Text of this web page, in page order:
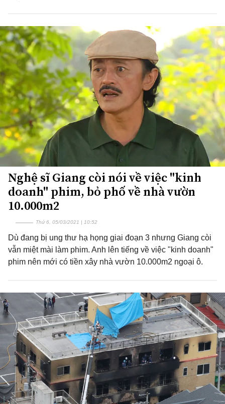
Nghệ sĩ Giang còi nói về việc "kinh
doanh" phim, bỏ phố về nhà vườn
10.000m2
Thứ 6, 05/03/2021 | 10:52
Dù đang bị ung thư hạ họng giai đoạn 3 nhưng Giang còi
vẫn miệt mài làm phim. Anh lên tiếng về việc "kinh doanh"
phim nên mới có tiền xây nhà vườn 10.000m2 ngoại ô.